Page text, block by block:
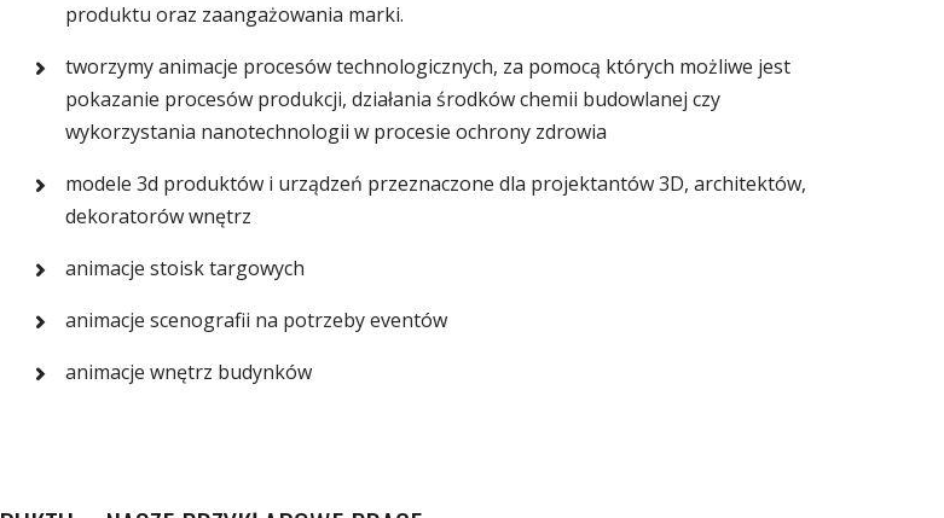
produktu oraz zaangażowania marki.
tworzymy animacje procesów technologicznych, za pomocą których możliwe jest
pokazanie procesów produkcji, działania środków chemii budowlanej czy
wykorzystania nanotechnologii w procesie ochrony zdrowia
modele 3d produktów i urządzeń przeznaczone dla projektantów 3D, architektów,
dekoratorów wnętrz
animacje stoisk targowych
animacje scenografii na potrzeby eventów
animacje wnętrz budynków